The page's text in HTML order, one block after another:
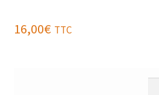
16,00€ TTC